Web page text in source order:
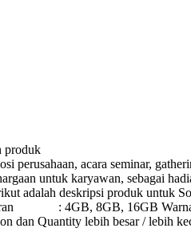
produk
perusahaan, acara seminar,
untuk karyawan, sebagai
adalah deskripsi produk untuk
: 4GB, 8GB, 16GB Warna :
dan Quantity lebih besar / lebih